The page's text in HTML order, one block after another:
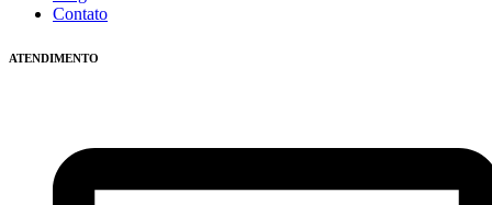
Contato
ATENDIMENTO